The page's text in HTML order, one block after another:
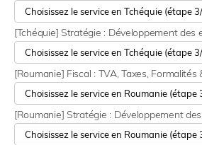
[Tchéquie] Stratégie : Développement des
[Roumanie] Fiscal : TVA, Taxes, Formalités
[Roumanie] Stratégie : Développement